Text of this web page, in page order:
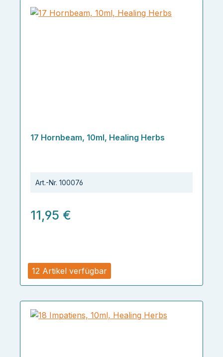
12 Artikel verfügbar
17 Hornbeam, 10ml, Healing Herbs
Art.-Nr. 100076
11,95 €